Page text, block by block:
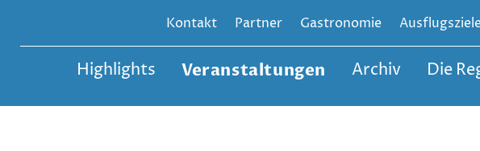
Kontakt Partner Gastronomie
Highlights Veranstaltungen Archiv Die